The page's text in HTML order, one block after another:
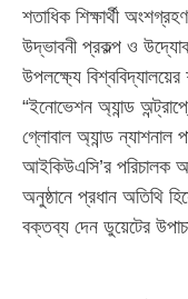
শতাধিক শিক্ষার্থী
উদ্ভাবনী প্রকল্প ও
উপলক্ষ্যে
“ইনোভেশন অ্যান্ড
গ্লোবাল অ্যান্ড ন্যাশনাল
আইকিউএসি’র পরিচালক
অনুষ্ঠানে প্রধান অতিথি
বক্তব্য দেন ডুয়েটের